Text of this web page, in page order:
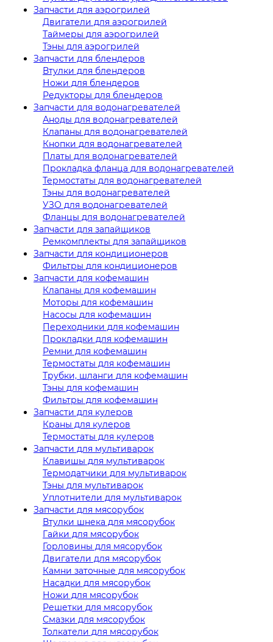
Запчасти для аэрогрилей
Двигатели для аэрогрилей
Таймеры для аэрогрилей
Тэны для аэрогрилей
Запчасти для блендеров
Втулки для блендеров
Ножи для блендеров
Редукторы для блендеров
Запчасти для водонагревателей
Аноды для водонагревателей
Клапаны для водонагревателей
Кнопки для водонагревателей
Платы для водонагревателей
Прокладка фланца для водонагревателей
Термостаты для водонагревателей
Тэны для водонагревателей
УЗО для водонагревателей
Фланцы для водонагревателей
Запчасти для запайщиков
Ремкомплекты для запайщиков
Запчасти для кондиционеров
Фильтры для кондиционеров
Запчасти для кофемашин
Клапаны для кофемашин
Моторы для кофемашин
Насосы для кофемашин
Переходники для кофемашин
Прокладки для кофемашин
Ремни для кофемашин
Термостаты для кофемашин
Трубки, шланги для кофемашин
Тэны для кофемашин
Фильтры для кофемашин
Запчасти для кулеров
Краны для кулеров
Термостаты для кулеров
Запчасти для мультиварок
Клавишы для мультиварок
Термодатчики для мультиварок
Тэны для мультиварок
Уплотнители для мультиварок
Запчасти для мясорубок
Втулки шнека для мясорубок
Гайки для мясорубок
Горловины для мясорубок
Двигатели для мясорубок
Камни заточные для мясорубок
Насадки для мясорубок
Ножи для мясорубок
Решетки для мясорубок
Смазки для мясорубок
Толкатели для мясорубок